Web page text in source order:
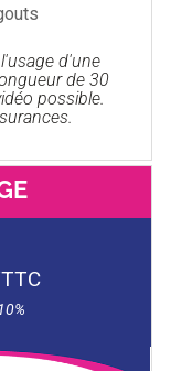
d'une
de 30
possible.
TTC